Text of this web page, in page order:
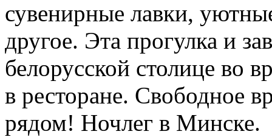
сувенирные лавки,
другое. Эта прогулка и
белорусской столице во
в ресторане. Свободное
рядом! Ночлег в Минске.